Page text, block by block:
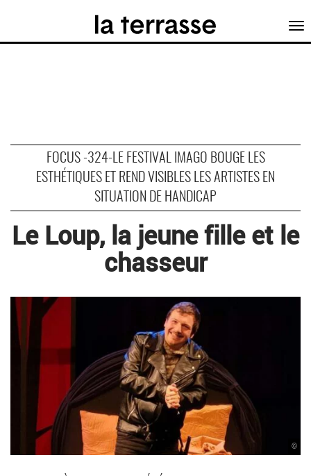
FOCUS -324-LE FESTIVAL IMAGO BOUGE LES
ESTHÉTIQUES ET REND VISIBLES LES ARTISTES EN
SITUATION DE HANDICAP
Le Loup, la jeune fille et le
chasseur
©